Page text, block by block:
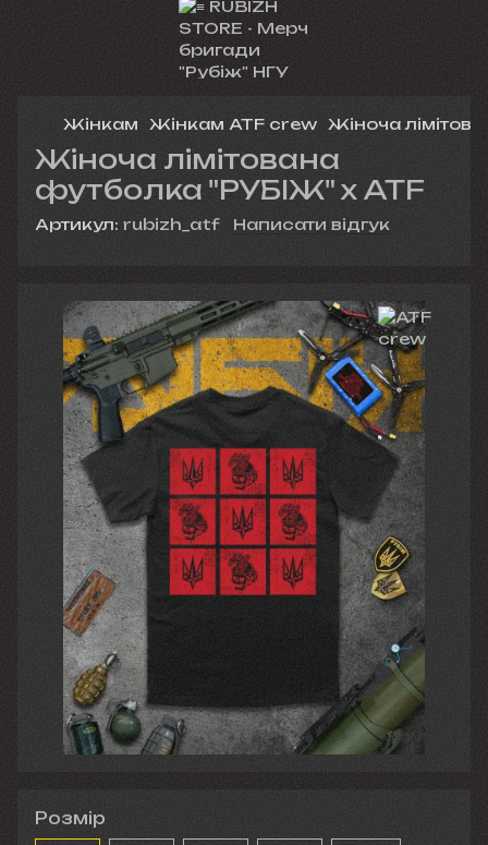
Жінкам Жінкам ATF crew Жіноча
Жіноча лімітована
футболка "РУБІЖ" х ATF
Артикул: rubizh_atf Написати відгук
Розмір